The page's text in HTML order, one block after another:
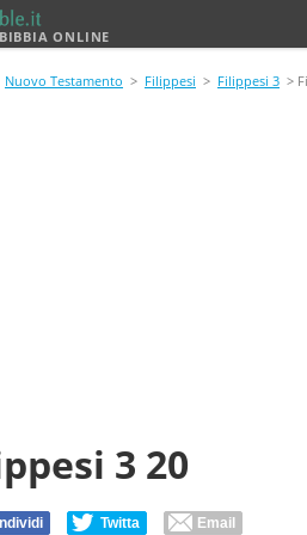
ONLINE
Nuovo Testamento > Filippesi > Filippesi 3 >
3 20
Twitta Email